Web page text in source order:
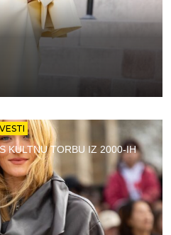
VESTI
KULTNU TORBU IZ 2000-IH